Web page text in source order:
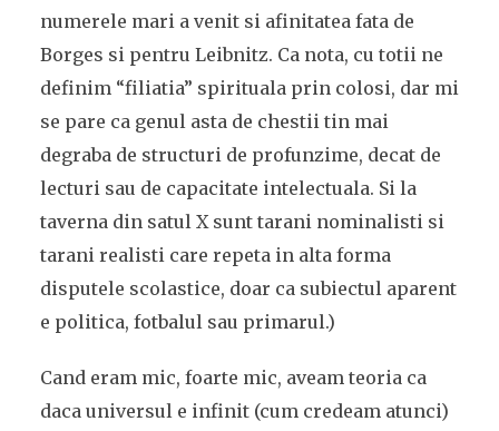
numerele mari a venit si afinitatea fata de
Borges si pentru Leibnitz. Ca nota, cu totii ne
definim “filiatia” spirituala prin colosi, dar mi
se pare ca genul asta de chestii tin mai
degraba de structuri de profunzime, decat de
lecturi sau de capacitate intelectuala. Si la
taverna din satul X sunt tarani nominalisti si
tarani realisti care repeta in alta forma
disputele scolastice, doar ca subiectul aparent
e politica, fotbalul sau primarul.)
Cand eram mic, foarte mic, aveam teoria ca
daca universul e infinit (cum credeam atunci)